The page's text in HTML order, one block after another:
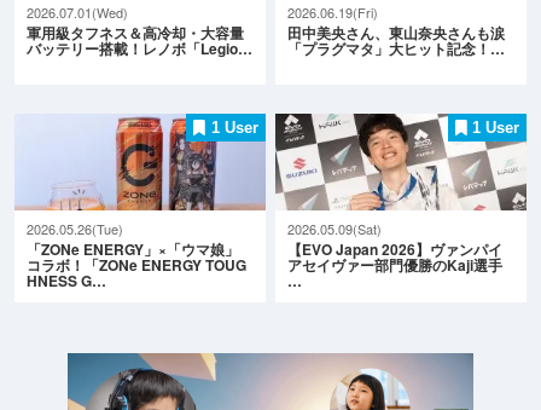
2026.07.01(Wed)
軍用級タフネス＆高冷却・大容量
バッテリー搭載！レノボ「Legio…
2026.06.19(Fri)
田中美央さん、東山奈央さんも涙
「プラグマタ」大ヒット記念！…
1 User
2026.05.26(Tue)
「ZONe ENERGY」×「ウマ娘」
コラボ！「ZONe ENERGY TOUG
HNESS G…
1 User
2026.05.09(Sat)
【EVO Japan 2026】ヴァンパイ
アセイヴァー部門優勝のKaji選手
…